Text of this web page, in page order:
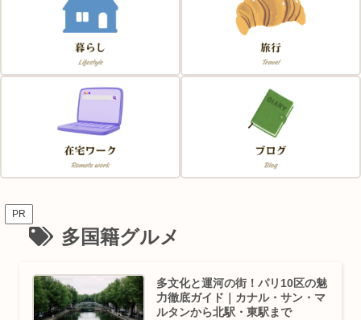
PR
多国籍グルメ
多文化と運河の街！パリ10区の魅
力徹底ガイド｜カナル・サン・マ
ルタンから北駅・東駅まで